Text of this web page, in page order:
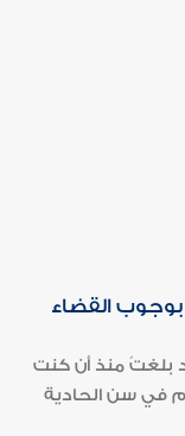
القضاء
بلغتُ منذ أن كنت
في سن الحادية